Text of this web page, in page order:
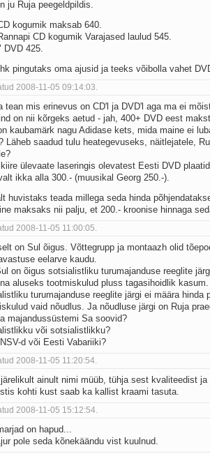
ju Ruja peegeldpildis.
kogumik maksab 640.
CD kogumik Varajased laulud 545.
DVD 425.
pingutaks oma ajusid ja teeks võibolla vahet
2008-11-05 09:14:03.
tean mis erinevus on CD'l ja DVD'l aga ma ei
on nii kõrgeks aetud - jah, 400+ DVD eest
kaubamärk nagu Adidase kets, mida maine ei
Läheb saadud tulu heategevuseks, näitlejatele,
ülevaate laseringis olevatest Eesti DVD
ikka alla 300.- (muusikal Georg 250.-).
huvistaks teada millega seda hinda
maksaks nii palju, et 200.- kroonise hinnaga
2008-11-05 11:00:05.
on Sul õigus. Võttegrupp ja montaazh olid
eelarve kaudu.
on õigus sotsialistliku turumajanduse reeglite
aluseks tootmiskulud pluss tagasihoidlik kasum.
turumajanduse reeglite järgi ei määra hinda
vaid nõudlus. Ja nõudluse järgi on Ruja
majandussüstemi Sa soovid?
või sotsialistlikku?
d või Eesti Vabariiki?
2008-11-05 11:20:54.
ainult nimi müüb, tühja sest kvaliteedist
kohti kust saab ka kallist kraami tasuta.
2008-11-05 15:12:54.
on hapud...
pole seda kõnekäändu vist kuulnud.